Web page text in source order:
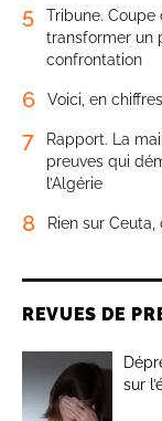
5
Tribune.
transformer un
confrontation
6 Voici, en
7
Rapport. La
preuves qui
l’Algérie
8 Rien sur
REVUES DE
sur